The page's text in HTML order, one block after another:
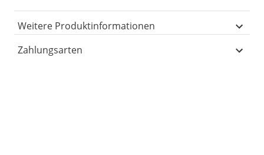
Weitere Produktinformationen
Zahlungsarten